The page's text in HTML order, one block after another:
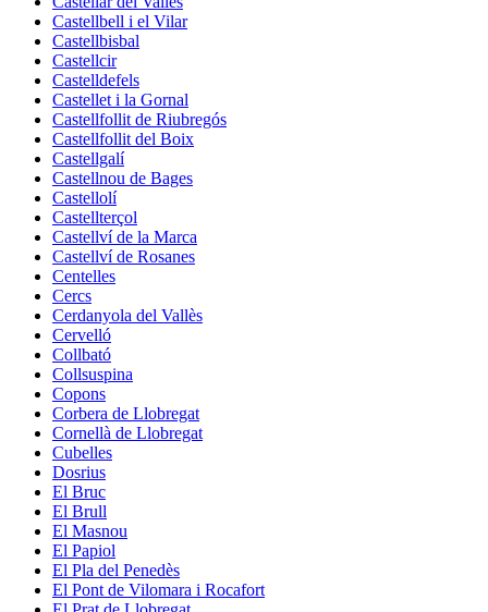
Castellbell i el Vilar
Castellbisbal
Castellcir
Castelldefels
Castellet i la Gornal
Castellfollit de Riubregós
Castellfollit del Boix
Castellgalí
Castellnou de Bages
Castellolí
Castellterçol
Castellví de la Marca
Castellví de Rosanes
Centelles
Cercs
Cerdanyola del Vallès
Cervelló
Collbató
Collsuspina
Copons
Corbera de Llobregat
Cornellà de Llobregat
Cubelles
Dosrius
El Bruc
El Brull
El Masnou
El Papiol
El Pla del Penedès
El Pont de Vilomara i Rocafort